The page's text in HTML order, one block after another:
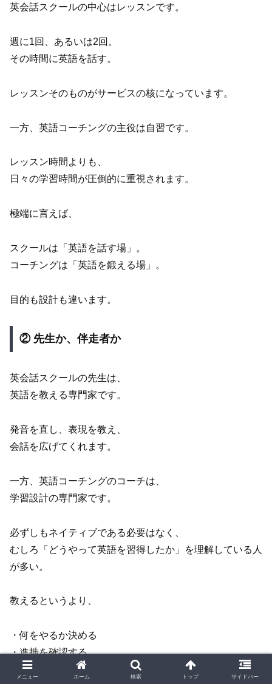
英会話スクールの中心はレッスンです。
週に1回、あるいは2回。
その時間に英語を話す。
レッスンそのものがサービスの核になっています。
一方、英語コーチングの主役は自習です。
レッスン時間よりも、
日々の学習時間が圧倒的に重視されます。
極端に言えば、
スクールは「英語を話す場」。
コーチングは「英語を鍛える場」。
目的も設計も違います。
② 先生か、伴走者か
英会話スクールの先生は、
英語を教える専門家です。
発音を直し、表現を教え、
会話を広げてくれます。
一方、英語コーチングのコーチは、
学習設計の専門家です。
必ずしもネイティブである必要はなく、
むしろ「どうやって英語を習得したか」を理解している人
が多い。
教えるというより、
・何をやるか決める
・進捗を確認する
・軌道修正する
メニュー ホーム 検索 トップ サイドバー